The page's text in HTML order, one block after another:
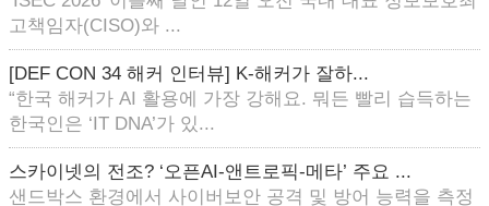
고책임자(CISO)와 ...
[DEF CON 34 해커 인터뷰] K-해커가 잘하...
“한국 해커가 AI 활용에 가장 강해요. 뭐든 빨리 습득하는
한국인은 ‘IT DNA’가 있...
스카이넷의 전조? ‘오픈AI-앤트로픽-메타’ 주요 ...
샌드박스 환경에서 사이버보안 공격 및 방어 능력을 측정